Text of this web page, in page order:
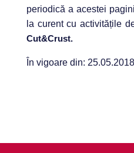
periodică a acestei
la curent cu activitățile
Cut&Crust.
În vigoare din: 25.05.2018